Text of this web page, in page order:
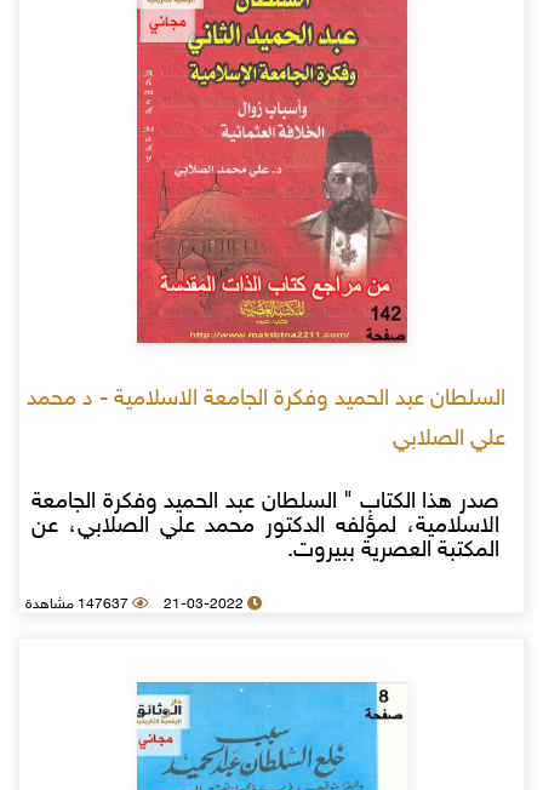
السلطان عبد الحميد وفكرة الجامعة الاسلامية - د محمد
علي الصلابي
صدر هذا الكتاب " السلطان عبد الحميد وفكرة الجامعة
الاسلامية، لمؤلفه الدكتور محمد علي الصلابي، عن
المكتبة العصرية ببيروت.
21-03-2022 147637 مشاهدة